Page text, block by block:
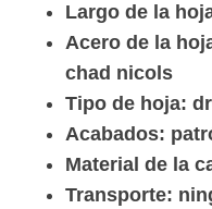
Largo de la
Acero de la
chad nicols
Tipo de hoja:
Acabados: p
Material de la
Transporte: